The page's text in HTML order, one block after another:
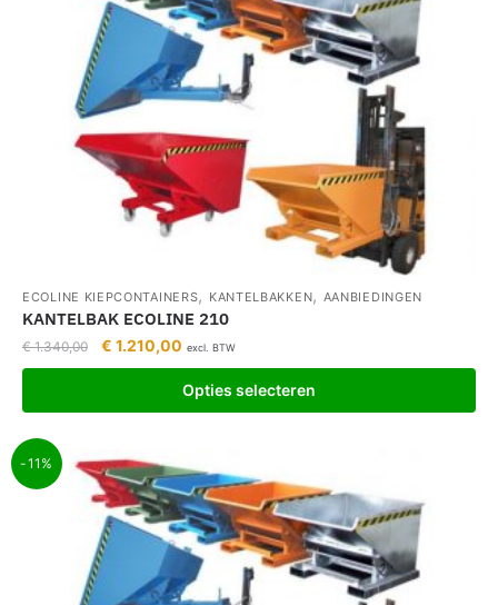
ECOLINE KIEPCONTAINERS, KANTELBAKKEN, AANBIEDINGEN
KANTELBAK ECOLINE 210
€1.340,00 € 1.210,00 excl. BTW
Opties selecteren
-11%